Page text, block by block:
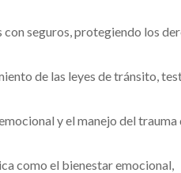
seguros, protegiendo los
de las leyes de tránsito,
y el manejo del trauma
como el bienestar emocional,